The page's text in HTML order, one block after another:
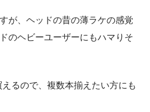
が、ヘッドの昔の薄ラケの感覚
のヘビーユーザーにもハマりそ
るので、複数本揃えたい方にも